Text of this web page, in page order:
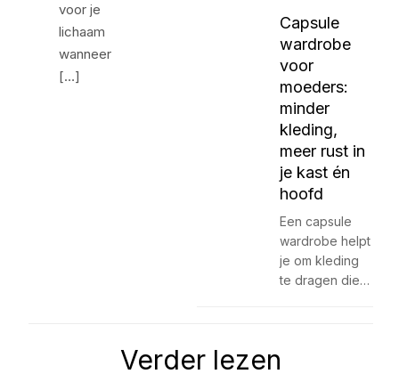
voor je
lichaam
wanneer
[…]
Capsule
wardrobe
voor
moeders:
minder
kleding,
meer rust in
je kast én
hoofd
Een capsule
wardrobe helpt
je om kleding
te dragen die…
Verder lezen